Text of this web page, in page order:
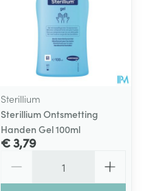
Sterillium
Sterillium Ontsmetting
Handen Gel 100ml
€ 3,79